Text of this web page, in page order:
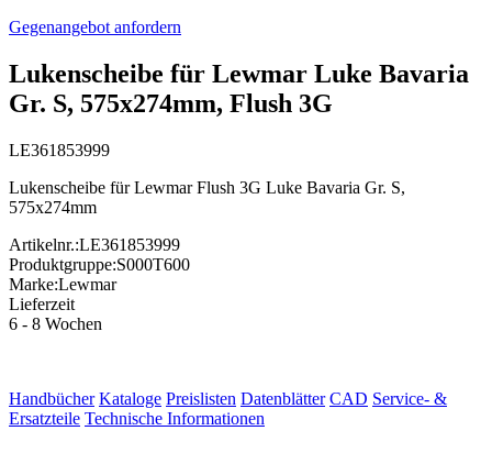
Gegenangebot anfordern
Lukenscheibe für Lewmar Luke Bavaria
Gr. S, 575x274mm, Flush 3G
LE361853999
Lukenscheibe für Lewmar Flush 3G Luke Bavaria Gr. S,
575x274mm
Artikelnr.:LE361853999
Produktgruppe:S000T600
Marke:Lewmar
Lieferzeit
6 - 8 Wochen
Handbücher Kataloge Preislisten Datenblätter CAD Service- &
Ersatzteile Technische Informationen